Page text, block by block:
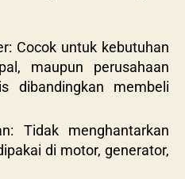
Cocok untuk kebutuhan
maupun perusahaan
dibandingkan membeli
Tidak menghantarkan
di motor, generator,